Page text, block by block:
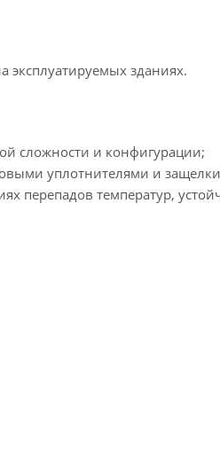
эксплуатируемых зданиях.
сложности и конфигурации;
уплотнителями и
перепадов температур,